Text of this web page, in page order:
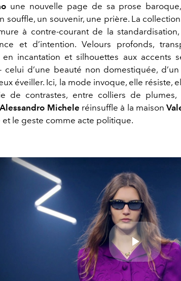
une nouvelle page de sa prose
souffle, un souvenir, une prière. La collection
à contre-courant de la
et d’intention. Velours profonds,
en incantation et silhouettes aux accents
celui d’une beauté non domestiquée,
éveiller. Ici, la mode invoque, elle résiste,
de contrastes, entre colliers de
Alessandro Michele réinsuffle à la maison
et le geste comme acte politique.
Play